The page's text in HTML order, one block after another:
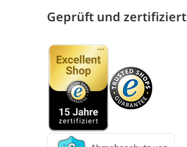
Geprüft und zertifiziert